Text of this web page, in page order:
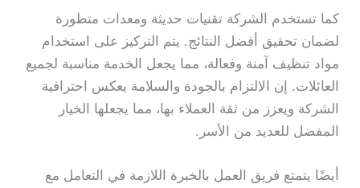
كما تستخدم الشركة تقنيات حديثة ومعدات متطورة
لضمان تحقيق أفضل النتائج. يتم التركيز على استخدام
مواد تنظيف آمنة وفعالة، مما يجعل الخدمة مناسبة لجميع
العائلات. إن الالتزام بالجودة والسلامة يعكس احترافية
الشركة ويعزز من ثقة العملاء بها، مما يجعلها الخيار
المفضل للعديد من الأسر.
أيضًا يتمتع فريق العمل بالخبرة اللازمة في التعامل مع